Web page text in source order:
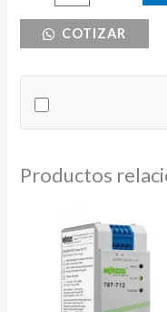
PLASTICA
PARA
IP65
EU
COTIZAR
Productos